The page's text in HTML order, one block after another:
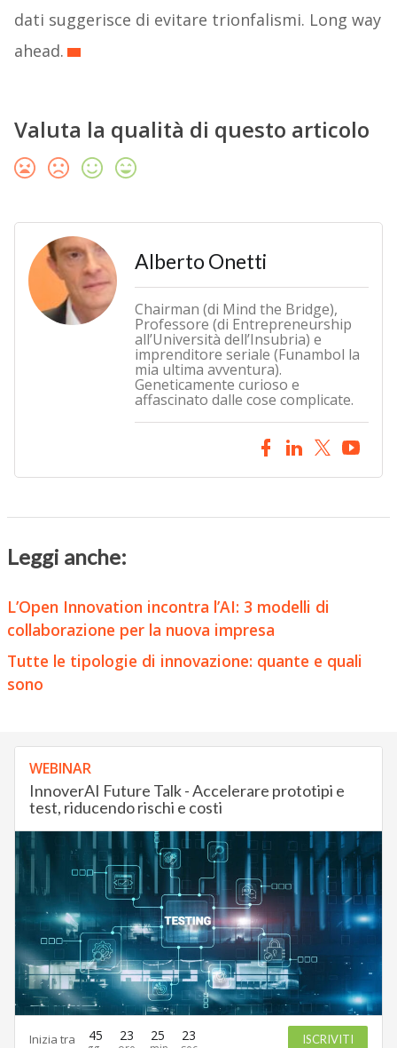
dati suggerisce di evitare trionfalismi. Long way
ahead.
Valuta la qualità di questo articolo
Alberto Onetti
Chairman (di Mind the Bridge),
Professore (di Entrepreneurship
all’Università dell’Insubria) e
imprenditore seriale (Funambol la
mia ultima avventura).
Geneticamente curioso e
affascinato dalle cose complicate.
Leggi anche:
L’Open Innovation incontra l’AI: 3 modelli di
collaborazione per la nuova impresa
Tutte le tipologie di innovazione: quante e quali
sono
WEBINAR
InnoverAI Future Talk - Accelerare prototipi e
test, riducendo rischi e costi
Inizia tra 45 23 25 22 ISCRIVITI